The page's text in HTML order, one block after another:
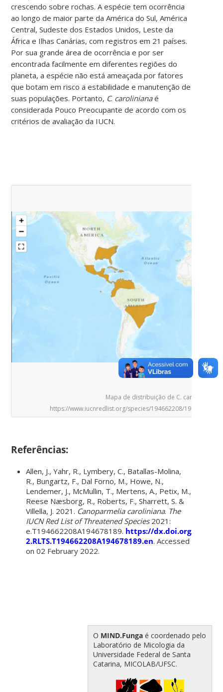
crescendo sobre rochas. A espécie tem ocorrência
ao longo de maior parte da América do Sul, América
Central, Sudeste dos Estados Unidos, Leste da
África e Ilhas Canárias, com registros em 21 países.
Por sua grande área de ocorrência e por ser
encontrada facilmente em diferentes regiões do
planeta, a espécie não está ameaçada por fatores
que botam em risco a estabilidade e manutenção de
suas populações. Portanto, C. carolinianaé
considerada Pouco Preocupante de acordo com os
critérios de avaliação da IUCN.
Mapa de distribuição de C. caroliniana.
https://www.iucnredlist.org/species/194662208/
Referências:
Allen, J., Yahr, R., Lymbery, C., Batallas-Molina,
R., Bungartz, F., Dal Forno, M., Howe, N.,
Lendemer, J., McMullin, T., Mertens, A., Petix, M.,
Reese Næsborg, R., Roberts, F., Sharrett, S. &
Villella, J. 2021. Canoparmelia caroliniana. The
IUCN Red List of Threatened Species2021:
e.T194662208A194678189. https://dx.doi.org/
2.RLTS.T194662208A194678189.en. Accessed
on 02 February 2022.
O MIND.Fungaé coordenado pelo
Laboratório de Micologia da
Universidade Federal de Santa
Catarina, MICOLAB/UFSC.